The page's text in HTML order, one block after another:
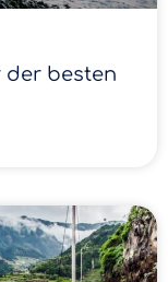
der besten